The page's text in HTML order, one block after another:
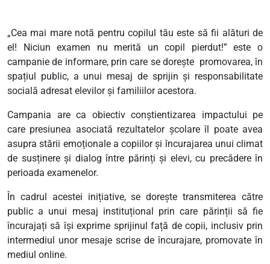
„Cea mai mare notă pentru copilul tău este să fii alături de
el! Niciun examen nu merită un copil pierdut!” este o
campanie de informare, prin care se dorește promovarea, în
spațiul public, a unui mesaj de sprijin și responsabilitate
socială adresat elevilor și familiilor acestora.
Campania are ca obiectiv conștientizarea impactului pe
care presiunea asociată rezultatelor școlare îl poate avea
asupra stării emoționale a copiilor și încurajarea unui climat
de susținere și dialog între părinți și elevi, cu precădere în
perioada examenelor.
În cadrul acestei inițiative, se dorește transmiterea către
public a unui mesaj instituțional prin care părinții să fie
încurajați să își exprime sprijinul față de copii, inclusiv prin
intermediul unor mesaje scrise de încurajare, promovate în
mediul online.